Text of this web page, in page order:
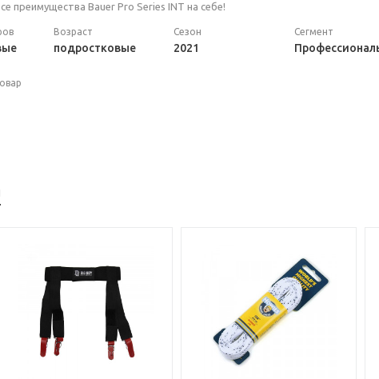
преимущества Bauer Pro Series INT на себе!
Возраст
подростковые
Сезон
2021
Сегмент